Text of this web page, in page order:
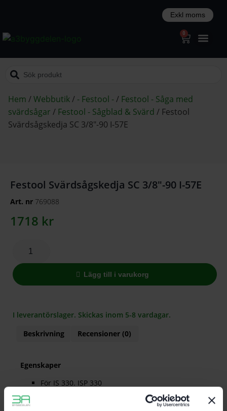
0
Hem /Webbutik/ - Festool -/ Festool - Såga med
svärdsågar / Festool - Sågblad & Svärd / Festool
Svärdsågskedja SC 3/8″-90 I-57E
Festool Svärdsågskedja SC 3/8″-90 I-57E
Art. nr 769088
1718 kr
Lägg till i varukorg
I leverantörslager. Skickas inom 5-8 vardagar.
Beskrivning
Recensioner (0)
Egenskaper
För IS 330. ISP 330